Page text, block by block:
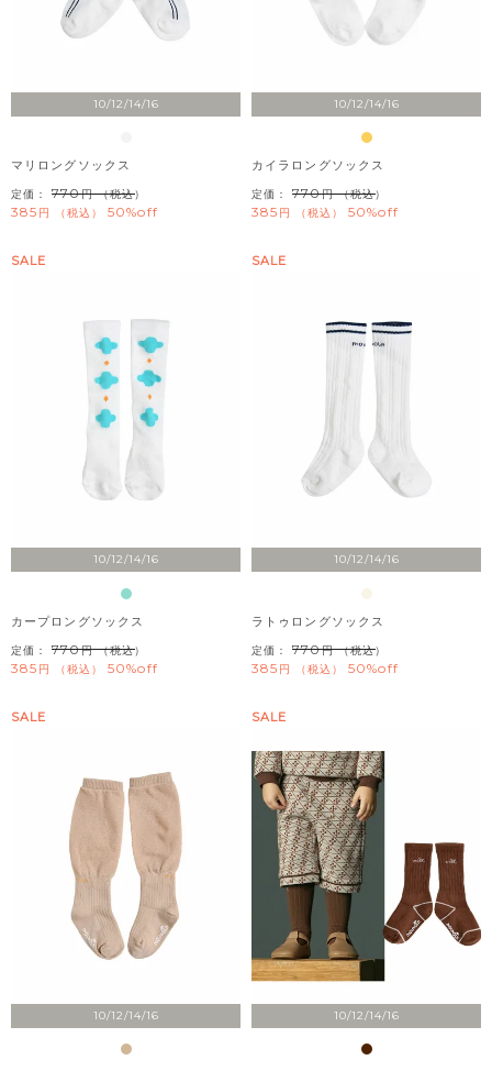
10/12/14/16
マリロングソックス
定価： 770 （税込）
385 税込 50%off
10/12/14/16
カイラロングソックス
定価： 770 （税込）
385 税込 50%off
10/12/14/16
SALE
カープロングソックス
定価： 770 （税込）
385 税込 50%off
10/12/14/16
SALE
ラトゥロングソックス
定価： 770 （税込）
385 税込 50%off
10/12/14/16
SALE
10/12/14/16
SALE